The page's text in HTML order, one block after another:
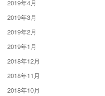
2019年4月
2019年3月
2019年2月
2019年1月
2018年12月
2018年11月
2018年10月